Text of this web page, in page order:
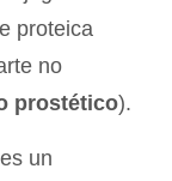
proteica
no
prostético).
un